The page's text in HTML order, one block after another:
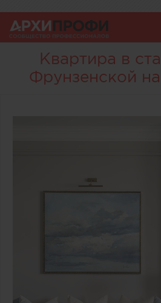
Квартира в
Фрунзенской